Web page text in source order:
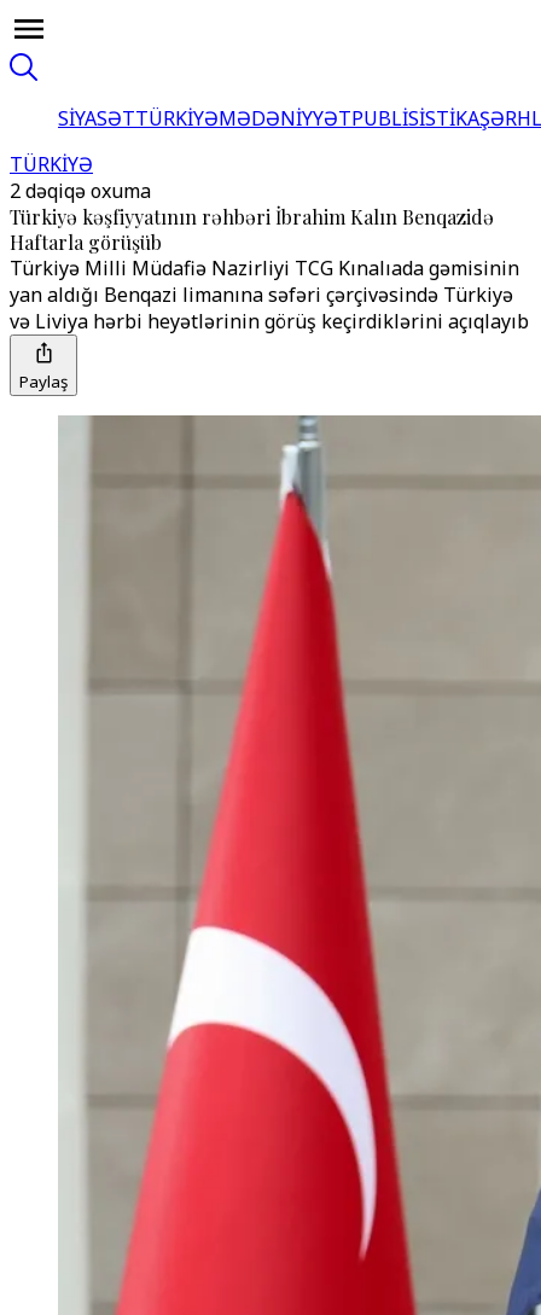
SİYASƏTTÜRKİYƏMƏDƏNİYYƏTPUBLİSİSTİKA
TÜRKİYƏ
2 dəqiqə oxuma
Türkiyə kəşfiyyatının rəhbəri İbrahim Kalın Benqazidə
Haftarla görüşüb
Türkiyə Milli Müdafiə Nazirliyi TCG Kınalıada gəmisinin
yan aldığı Benqazi limanına səfəri çərçivəsində Türkiyə
və Liviya hərbi heyətlərinin görüş keçirdiklərini açıqlayıb
Paylaş